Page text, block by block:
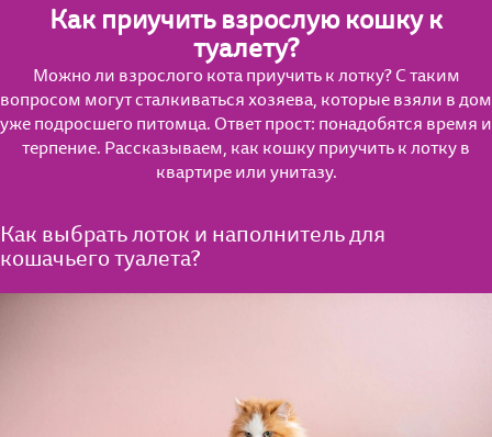
Как приучить взрослую кошку к
туалету?
Можно ли взрослого кота приучить к лотку? С таким
вопросом могут сталкиваться хозяева, которые взяли в дом
уже подросшего питомца. Ответ прост: понадобятся время и
терпение. Рассказываем, как кошку приучить к лотку в
квартире или унитазу.
Как выбрать лоток и наполнитель для
кошачьего туалета?